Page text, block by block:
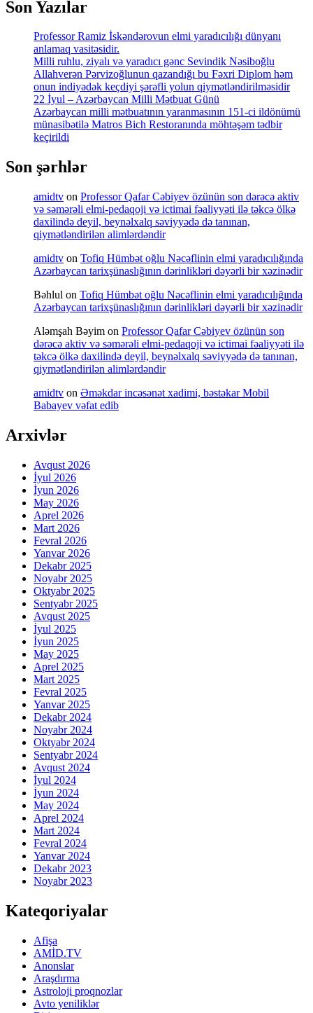
Son Yazılar
Professor Ramiz İskəndərovun elmi yaradıcılığı dünyanı
anlamaq vasitəsidir.
Milli ruhlu, ziyalı və yaradıcı gənc Sevindik Nəsiboğlu
Allahverən Pərvizoğlunun qazandığı bu Fəxri Diplom həm
onun indiyədək keçdiyi şərəfli yolun qiymətləndirilməsidir
22 İyul – Azərbaycan Milli Mətbuat Günü
Azərbaycan milli mətbuatının yaranmasının 151-ci ildönümü
münasibətilə Matros Bich Restoranında möhtəşəm tədbir
keçirildi
Son şərhlər
amidtv on Professor Qafar Cəbiyev özünün son dərəcə aktiv
və səmərəli elmi-pedaqoji və ictimai fəaliyyəti ilə təkcə ölkə
daxilində deyil, beynəlxalq səviyyədə də tanınan,
qiymətləndirilən alimlərdəndir
amidtv on Tofiq Hümbət oğlu Nəcəflinin elmi yaradıcılığında
Azərbaycan tarixşünaslığının dərinlikləri dəyərli bir xəzinədir
Bəhlul on Tofiq Hümbət oğlu Nəcəflinin elmi yaradıcılığında
Azərbaycan tarixşünaslığının dərinlikləri dəyərli bir xəzinədir
Aləmşah Bəyim on Professor Qafar Cəbiyev özünün son
dərəcə aktiv və səmərəli elmi-pedaqoji və ictimai fəaliyyəti ilə
təkcə ölkə daxilində deyil, beynəlxalq səviyyədə də tanınan,
qiymətləndirilən alimlərdəndir
amidtv on Əməkdar incəsənət xadimi, bəstəkar Mobil
Babayev vəfat edib
Arxivlər
Avqust 2026
İyul 2026
İyun 2026
May 2026
Aprel 2026
Mart 2026
Fevral 2026
Yanvar 2026
Dekabr 2025
Noyabr 2025
Oktyabr 2025
Sentyabr 2025
Avqust 2025
İyul 2025
İyun 2025
May 2025
Aprel 2025
Mart 2025
Fevral 2025
Yanvar 2025
Dekabr 2024
Noyabr 2024
Oktyabr 2024
Sentyabr 2024
Avqust 2024
İyul 2024
İyun 2024
May 2024
Aprel 2024
Mart 2024
Fevral 2024
Yanvar 2024
Dekabr 2023
Noyabr 2023
Kateqoriyalar
Afişa
AMİD.TV
Anonslar
Araşdırma
Astroloji proqnozlar
Avto yeniliklər